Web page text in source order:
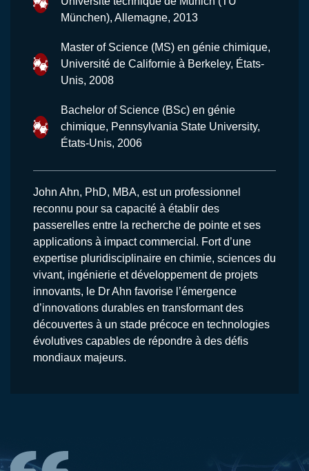
München), Allemagne, 2013
Master of Science (MS) en génie chimique,
Université de Californie à Berkeley, États-
Unis, 2008
Bachelor of Science (BSc) en génie
chimique, Pennsylvania State University,
États-Unis, 2006
John Ahn, PhD, MBA, est un professionnel
reconnu pour sa capacité à établir des
passerelles entre la recherche de pointe et ses
applications à impact commercial. Fort d’une
expertise pluridisciplinaire en chimie, sciences du
vivant, ingénierie et développement de projets
innovants, le Dr Ahn favorise l’émergence
d’innovations durables en transformant des
découvertes à un stade précoce en technologies
évolutives capables de répondre à des défis
mondiaux majeurs.